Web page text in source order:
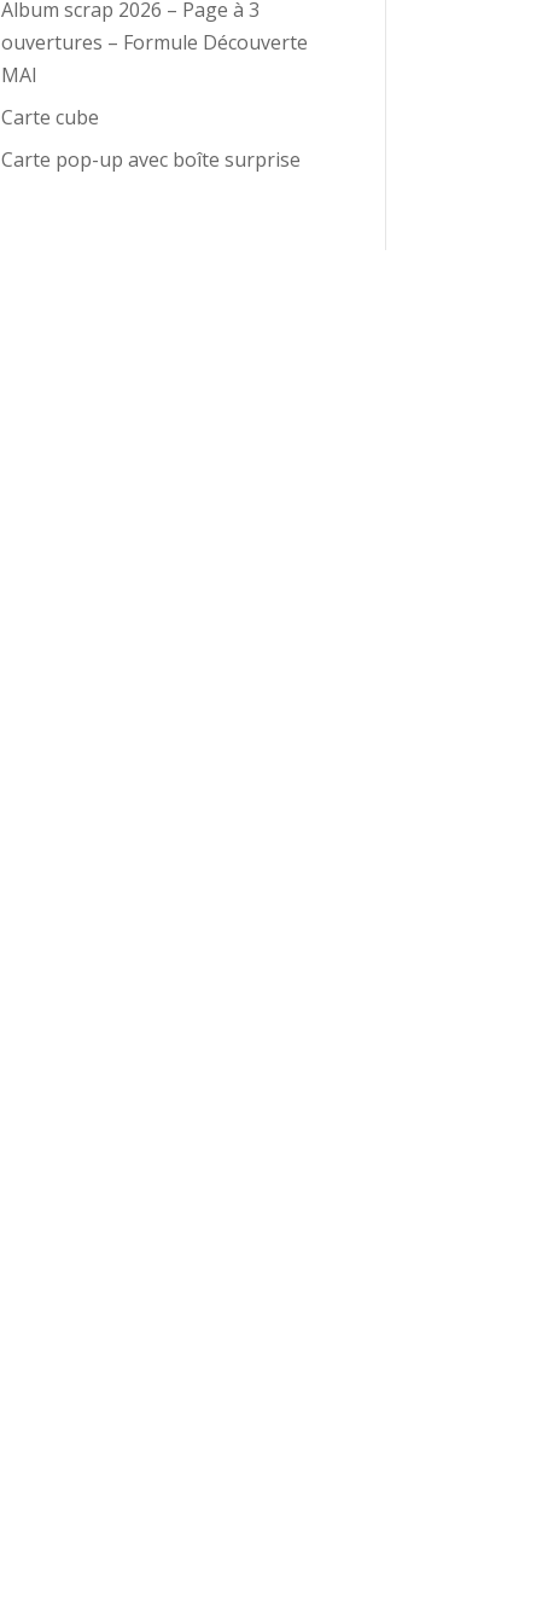
Album scrap 2026 – Page à 3
ouvertures – Formule Découverte
MAI
Carte cube
Carte pop-up avec boîte surprise